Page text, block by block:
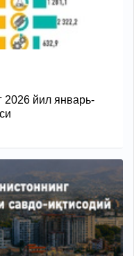
2026 йил январь-